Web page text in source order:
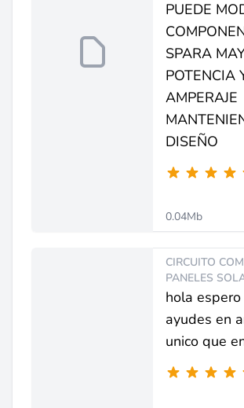
PUEDE
SPARA
POTENCIA
AMPERAJE
DISEÑO
0.04Mb
CIRCUITO
PANELES
hola
ayudes en
unico que